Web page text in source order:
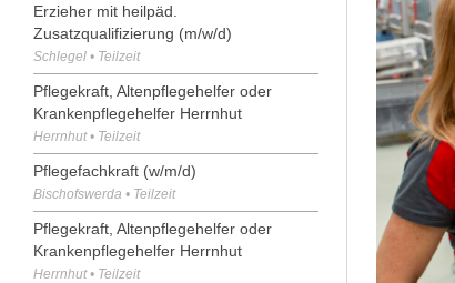
Erzieher mit heilpäd.
Zusatzqualifizierung (m/w/d)
Schlegel • Teilzeit
Pflegekraft, Altenpflegehelfer oder
Krankenpflegehelfer Herrnhut
Herrnhut • Teilzeit
Pflegefachkraft (w/m/d)
Bischofswerda • Teilzeit
Pflegekraft, Altenpflegehelfer oder
Krankenpflegehelfer Herrnhut
Herrnhut • Teilzeit